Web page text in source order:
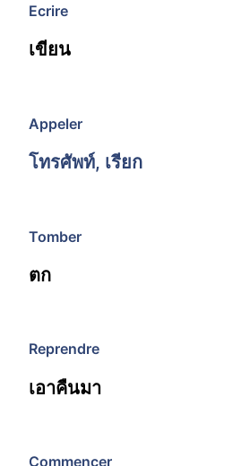
Ecrire
เขียน
Appeler
โทรศัพท์, เรียก
Tomber
ตก
Reprendre
เอาคืนมา
Commencer